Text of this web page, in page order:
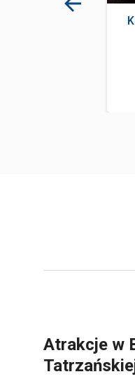
Atrakcje w